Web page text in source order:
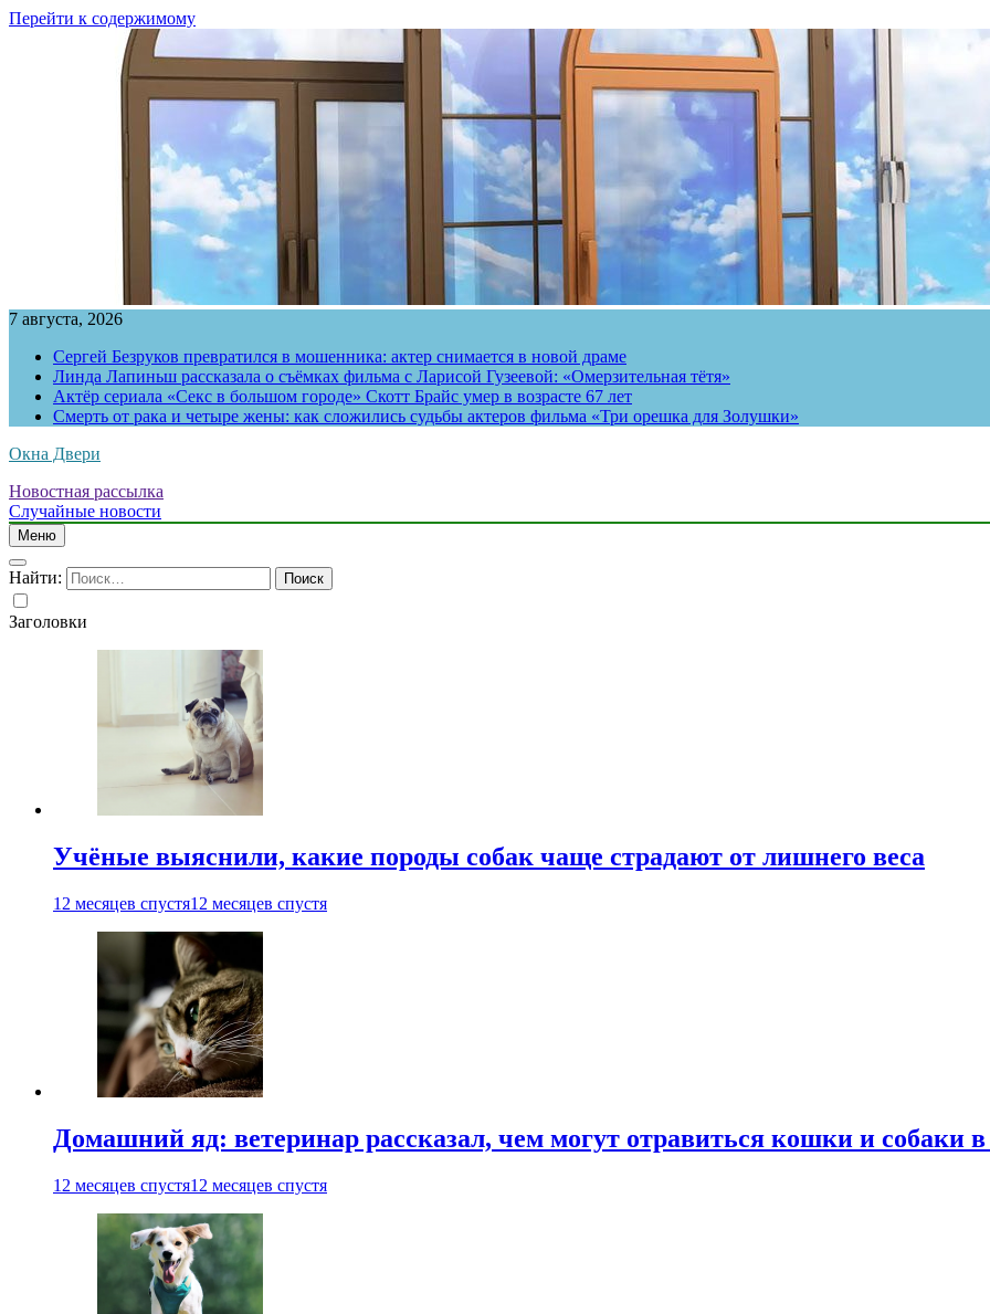
Перейти к содержимому
7 августа, 2026
Сергей Безруков превратился в мошенника: актер снимается в новой драме
Линда Лапиньш рассказала о съёмках фильма с Ларисой Гузеевой: «Омерзительная тётя»
Актёр сериала «Секс в большом городе» Скотт Брайс умер в возрасте 67 лет
Смерть от рака и четыре жены: как сложились судьбы актеров фильма «Три орешка для Золушки»
Окна Двери
Новостная рассылка
Случайные новости
Меню
Найти:
Заголовки
Учёные выяснили, какие породы собак чаще страдают от лишнего веса
12 месяцев спустя12 месяцев спустя
Домашний яд: ветеринар рассказал, чем могут отравиться кошки и собаки
12 месяцев спустя12 месяцев спустя